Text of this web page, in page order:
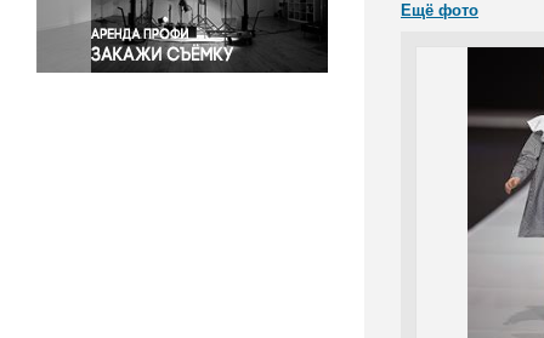
Экономика и бизнес
Ещё фото